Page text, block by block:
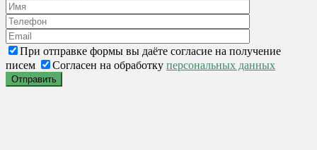
При отправке формы вы даёте согласие на получение
писем
Согласен на обработку персональных данных